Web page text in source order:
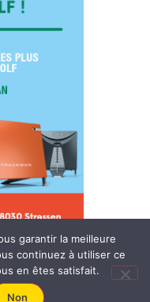
garantir la meilleure
continuez à utiliser ce
en êtes satisfait.
Non